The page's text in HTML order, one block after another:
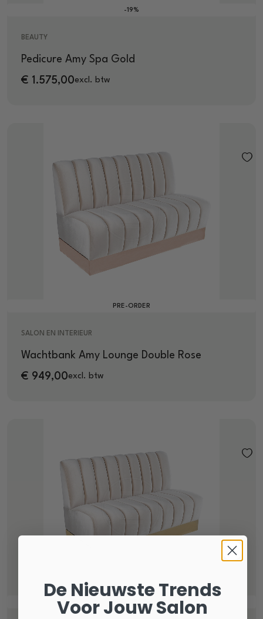
-19%
BEAUTY
Pedicure Amy Spa Gold
€ 1.575,00excl. btw
PRE-ORDER
SALON EN INTERIEUR
Wachtbank Amy Lounge Double Rose
€ 949,00excl. btw
De Nieuwste Trends
Voor Jouw Salon